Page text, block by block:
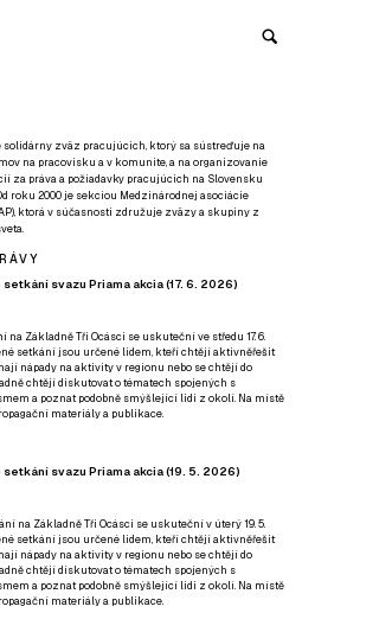
solidárny zväz pracujúcich, ktorý sa sústreďuje na
na pracovisku a v komunite, a na organizovanie
za práva a požiadavky pracujúcich na Slovensku
roku 2000 je sekciou Medzinárodnej asociácie
ktorá v súčasnosti združuje zväzy a skupiny z
svazu Priama akcia (17. 6. 2026)
na Základně Tři Ocásci se uskuteční ve středu 17. 6.
setkání jsou určené lidem, kteří chtějí aktivněřešit
nápady na aktivity v regionu nebo se chtějí do
chtějí diskutovat o tématech spojených s
a poznat podobně smýšlející lidi z okolí. Na místě
materiály a publikace.
svazu Priama akcia (19. 5. 2026)
na Základně Tři Ocásci se uskuteční v úterý 19. 5.
setkání jsou určené lidem, kteří chtějí aktivněřešit
nápady na aktivity v regionu nebo se chtějí do
chtějí diskutovat o tématech spojených s
a poznat podobně smýšlející lidi z okolí. Na místě
materiály a publikace.